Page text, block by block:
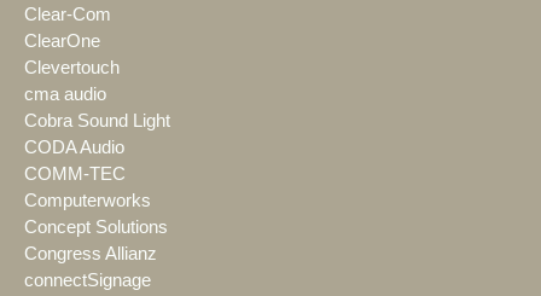
Clear-Com
ClearOne
Clevertouch
cma audio
Cobra Sound Light
CODA Audio
COMM-TEC
Computerworks
Concept Solutions
Congress Allianz
connectSignage